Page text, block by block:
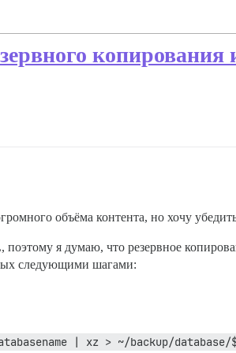
объёма контента, но хочу
я думаю, что резервное
следующими шагами:
| xz > ~/backup/database/